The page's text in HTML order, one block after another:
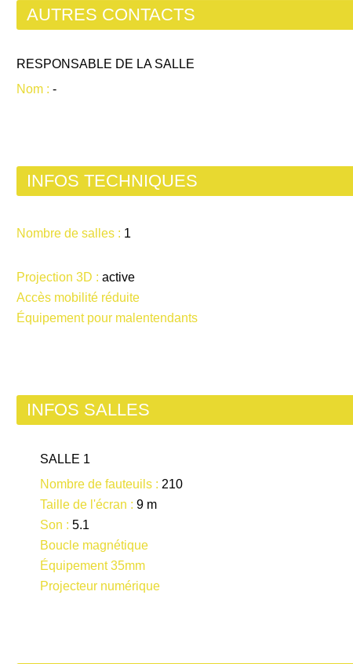
AUTRES CONTACTS
RESPONSABLE DE LA SALLE
Nom : -
INFOS TECHNIQUES
Nombre de salles : 1
Projection 3D : active
Accès mobilité réduite
Équipement pour malentendants
INFOS SALLES
SALLE 1
Nombre de fauteuils : 210
Taille de l'écran : 9 m
Son : 5.1
Boucle magnétique
Équipement 35mm
Projecteur numérique